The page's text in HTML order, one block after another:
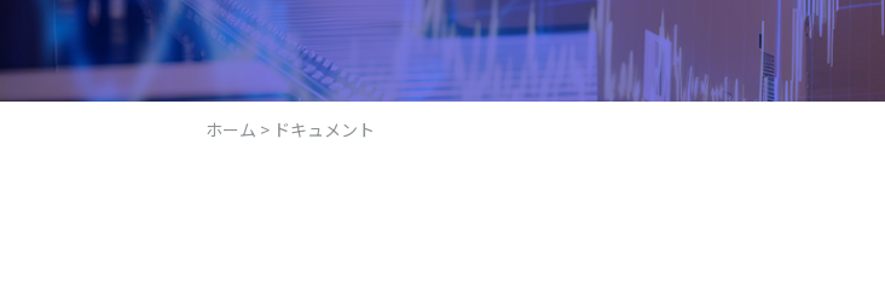
ホーム > ドキュメント